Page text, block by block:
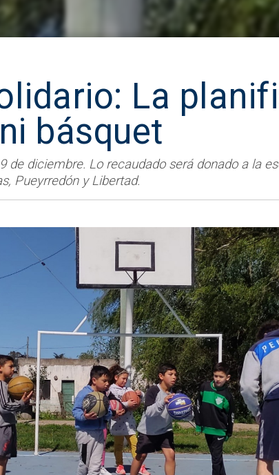
La
básquet
de diciembre. Lo recaudado será donado a la
Pueyrredón y Libertad.